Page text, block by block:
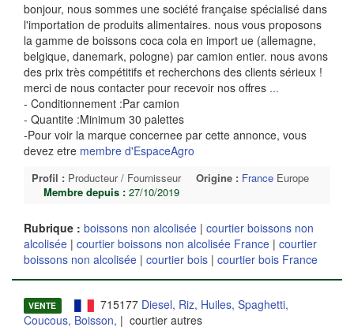
bonjour, nous sommes une société française spécialisé dans
l'importation de produits alimentaires. nous vous proposons
la gamme de boissons coca cola en import ue (allemagne,
belgique, danemark, pologne) par camion entier. nous avons
des prix très compétitifs et recherchons des clients sérieux !
merci de nous contacter pour recevoir nos offres ...
- Conditionnement :Par camion
- Quantite :Minimum 30 palettes
-Pour voir la marque concernee par cette annonce, vous
devez etre membre d'EspaceAgro
Profil : Producteur / Fournisseur Origine : France Europe
Membre depuis : 27/10/2019
Rubrique : boissons non alcolisée | courtier boissons non
alcolisée | courtier boissons non alcolisée France | courtier
boissons non alcolisée | courtier bois | courtier bois France
VENTE 715177 Diesel, Riz, Huiles, Spaghetti,
Coucous, Boisson, | courtier autres